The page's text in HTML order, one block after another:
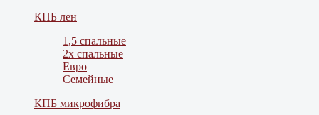
КПБ лен
1,5 спальные
2х спальные
Евро
Семейные
КПБ микрофибра